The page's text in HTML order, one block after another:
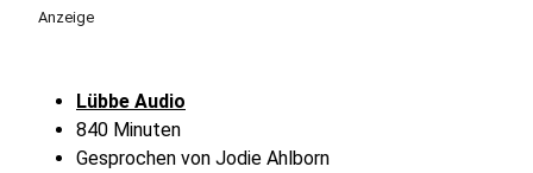
Anzeige
Lübbe Audio
840 Minuten
Gesprochen von Jodie Ahlborn